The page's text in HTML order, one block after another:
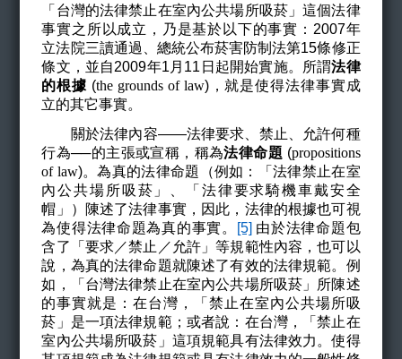
「台灣的法律禁止在室內公共場所吸菸」這個法律
事實之所以成立，乃是基於以下的事實：2007年
立法院三讀通過、總統公布菸害防制法第15條修正
條文，並自2009年1月11日起開始實施。所謂法律
的根據 (the grounds of law)，就是使得法律事實成
立的其它事實。
關於法律內容——法律要求、禁止、允許何種
行為──的主張或宣稱，稱為法律命題 (propositions
of law)。為真的法律命題（例如：「法律禁止在室
內公共場所吸菸」、「法律要求騎機車戴安全
帽」）陳述了法律事實，因此，法律的根據也可視
為使得法律命題為真的事實。
[5] 由於法律命題包
含了「要求／禁止／允許」等規範性內容，也可以
說，為真的法律命題就陳述了有效的法律規範。例
如，「台灣法律禁止在室內公共場所吸菸」所陳述
的事實就是：在台灣，「禁止在室內公共場所吸
菸」是一項法律規範；或者說：在台灣，「禁止在
室內公共場所吸菸」這項規範具有法律效力。使得